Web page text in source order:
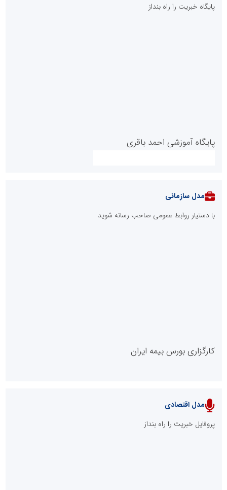
پایگاه خبریت را راه بنداز
پایگاه آموزشی احمد باقری
پایگاه خبری نهضت ملی مسکن
مدل سازمانی
با دستیار روابط عمومی صاحب رسانه شوید
کارگزاری بورس بیمه ایران
مدل اقتصادی
پروفایل خبریت را راه بنداز